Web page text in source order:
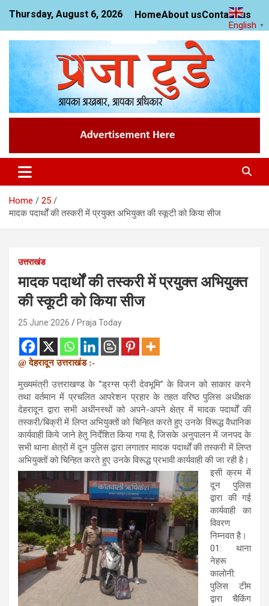
content
Thursday, August 6, 2026 HomeAbout usContact us
Praja Today
News Website
Home
25
मादक पदार्थों की तस्करी में प्रयुक्त अभियुक्त की स्कूटी को किया सीज
उत्तराखंड
मादक पदार्थों की तस्करी में प्रयुक्त अभियुक्त
की स्कूटी को किया सीज
25 June 2026 Praja Today
@ देहरादून उत्तराखंड :-
मुख्यमंत्री उत्तराखण्ड के “ड्रग्स फ्री देवभूमि” के विजन को साकार करने
तथा वर्तमान में प्रचलित आपरेशन प्रहार के तहत वरिष्ठ पुलिस अधीक्षक
देहरादून द्वारा सभी अधीनस्थों को अपने-अपने क्षेत्र में मादक पदार्थों की
तस्करी/बिक्री में लिप्त अभियुक्तों को चिन्हित करते हुए उनके विरूद्ध वैधानिक
कार्यवाही किये जाने हेतु निर्देशित किया गया है, जिसके अनुपालन में जनपद के
सभी थाना क्षेत्रों में दून पुलिस द्वारा लगातार मादक पदार्थों की तस्करी में लिप्त
अभियुक्तों को चिन्हित करते हुए उनके विरूद्ध प्रभावी कार्यवाही की जा रही है।
इसी क्रम में
दून पुलिस
द्वारा की गई
कार्यवाही का
विवरण
निम्नवत है।
01: थाना
नेहरू
कालोनी:
पुलिस टीम
द्वारा चैकिंग
English ▼